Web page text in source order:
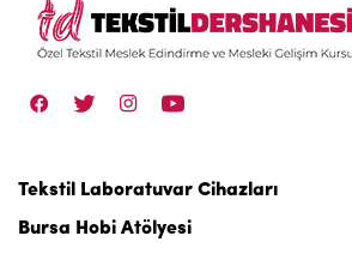
Tekstil Laboratuvar Cihazları
Bursa Hobi Atölyesi